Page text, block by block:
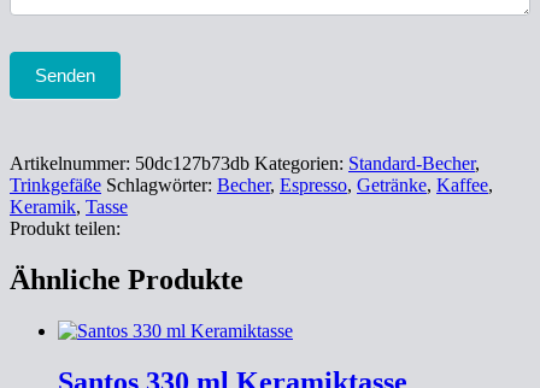
Senden
Artikelnummer: 50dc127b73db Kategorien: Standard-Becher,
Trinkgefäße Schlagwörter: Becher, Espresso, Getränke, Kaffee,
Keramik, Tasse
Produkt teilen:
Ähnliche Produkte